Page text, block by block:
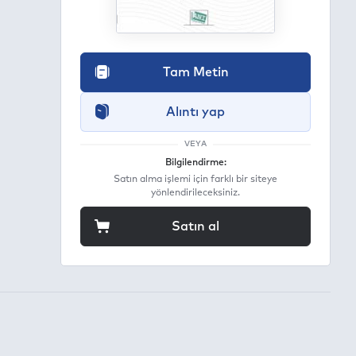
Tam Metin
Alıntı yap
VEYA
Bilgilendirme:
Satın alma işlemi için farklı bir siteye
yönlendirileceksiniz.
Satın al